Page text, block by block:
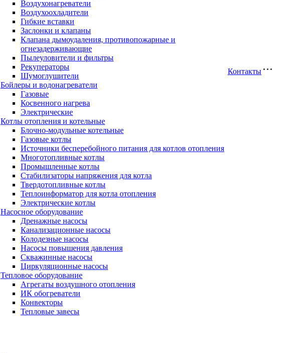
Воздухонагреватели
Воздухоохладители
Гибкие вставки
Заслонки и клапаны
Клапана дымоудаления, противопожарные и
огнезадерживающие
Пылеуловители и фильтры
Рекуператоры
Шумоглушители
Бойлеры и водонагреватели
Газовые
Косвенного нагрева
Электрические
Котлы отопления и котельные
Блочно-модульные котельные
Газовые котлы
Источники бесперебойного питания для котлов отопления
Многотопливные котлы
Промышленные котлы
Стабилизаторы напряжения для котла
Твердотопливные котлы
Теплоинформатор для котла отопления
Электрические котлы
Насосное оборудование
Дренажные насосы
Канализационные насосы
Колодезные насосы
Насосы повышения давления
Скважинные насосы
Циркуляционные насосы
Тепловое оборудование
Агрегаты воздушного отопления
ИК обогреватели
Конвекторы
Тепловые завесы
Контакты